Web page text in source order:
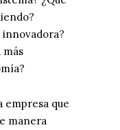
innovadora?
más
empresa que
manera